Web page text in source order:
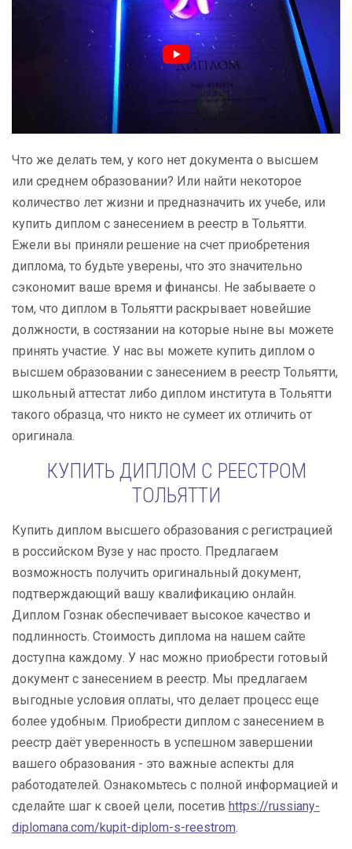
Что же делать тем, у кого нет документа о высшем
или среднем образовании? Или найти некоторое
количество лет жизни и предназначить их учебе, или
купить диплом с занесением в реестр в Тольятти.
Ежели вы приняли решение на счет приобретения
диплома, то будьте уверены, что это значительно
сэкономит ваше время и финансы. Не забываете о
том, что диплом в Тольятти раскрывает новейшие
должности, в состязании на которые ныне вы можете
принять участие. У нас вы можете купить диплом о
высшем образовании с занесением в реестр Тольятти,
школьный аттестат либо диплом института в Тольятти
такого образца, что никто не сумеет их отличить от
оригинала.
КУПИТЬ ДИПЛОМ С РЕЕСТРОМ
ТОЛЬЯТТИ
Купить диплом высшего образования с регистрацией
в российском Вузе у нас просто. Предлагаем
возможность получить оригинальный документ,
подтверждающий вашу квалификацию онлайн.
Диплом Гознак обеспечивает высокое качество и
подлинность. Стоимость диплома на нашем сайте
доступна каждому. У нас можно приобрести готовый
документ с занесением в реестр. Мы предлагаем
выгодные условия оплаты, что делает процесс еще
более удобным. Приобрести диплом с занесением в
реестр даёт уверенность в успешном завершении
вашего образования - это важные аспекты для
работодателей. Ознакомьтесь с полной информацией и
сделайте шаг к своей цели, посетив https://russiany-
diplomana.com/kupit-diplom-s-reestrom.